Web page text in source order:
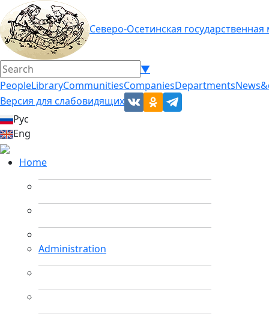
Северо-Осетинская
▼
PeopleLibraryCommunitiesCompaniesDepartments
Версия для слабовидящих
Рус
Eng
Home
Administration